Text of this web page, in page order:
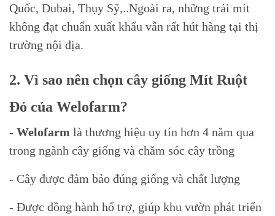
Quốc, Dubai, Thụy Sỹ,..Ngoài ra, những trái mít
không đạt chuẩn xuất khẩu vẫn rất hút hàng tại thị
trường nội địa.
2. Vì sao nên chọn cây giống Mít Ruột
Đỏ của Welofarm?
- Welofarm là thương hiệu uy tín hơn 4 năm qua
trong ngành cây giống và chăm sóc cây trồng
- Cây được đảm bảo đúng giống và chất lượng
- Được đồng hành hổ trợ, giúp khu vườn phát triển